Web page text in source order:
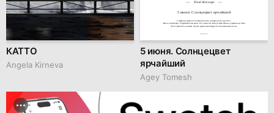
КАТТО
Angela Kirneva
Floral Horoscope
5 июня. Солнцецвет ярчайший
Символы цветка: Устремлённость, уверенность, высота.
Черты характера: Родившиеся в день этого цветка целеустремлённы и уверены в себе.
Они стремятся к своим целям, вдохновляя других своей решимостью.
5 июня. Солнцецвет
ярчайший
Agey Tomesh